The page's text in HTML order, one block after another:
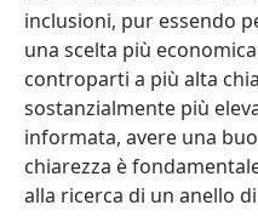
inclusioni, pur essendo
una scelta più
controparti a più alta
sostanzialmente più
informata, avere una
chiarezza è
alla ricerca di un anello